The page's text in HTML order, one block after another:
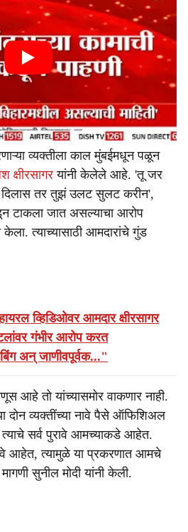
व्यक्तीला काल मुंबईमधून पळून
क्षीरसागर यांनी केलेले आहे. 'तू जर
दिलास तर तुझं उलट सुलट करीन',
टाकला जात असल्याचा आरोप
त्याच्यासाठी आमदारांचे गुंड
व्हिडिओवर आमदार क्षीरसागर
गंभीर आरोप करत
अन् जाणीवपूर्वक..."
आहे तो यांच्यासमोर वाकणार नाही.
दोन व्यक्तींच्या नावे पैसे ऑफिशिअल
सर्व पुरावे आमच्याकडे आहेत.
आहेत, त्यामुळे या प्रकरणात आमचे
सुनील मोदी यांनी केली.